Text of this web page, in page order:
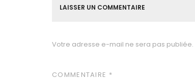
LAISSER UN COMMENTAIRE
Votre adresse e-mail ne sera pas publiée.
COMMENTAIRE *